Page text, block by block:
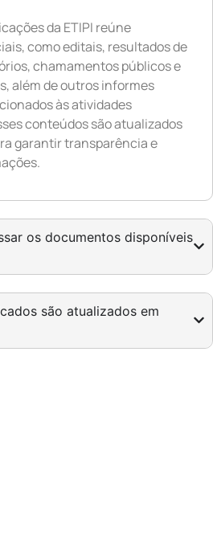
da ETIPI reúne
como editais, resultados de
chamamentos públicos e
além de outros informes
às atividades
conteúdos são atualizados
garantir transparência e
os documentos disponíveis
são atualizados em